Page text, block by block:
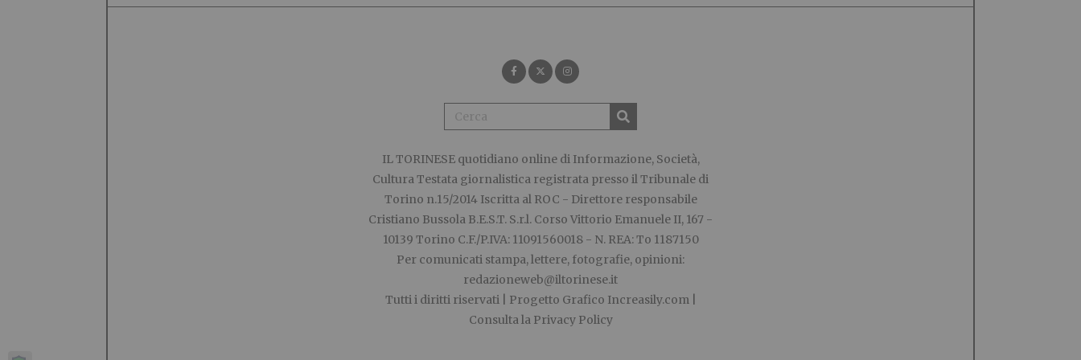
IL TORINESEquotidiano online di Informazione, Società,
Cultura Testata giornalistica registrata presso il Tribunale di
Torino n.15/2014 Iscritta al ROC - Direttore responsabile
Cristiano Bussola B.E.S.T. S.r.l. Corso Vittorio Emanuele II, 167 -
10139 Torino C.F./P.IVA: 11091560018 - N. REA: To 1187150
Per comunicati stampa, lettere, fotografie, opinioni:
redazioneweb@iltorinese.it
Tutti i diritti riservati | Progetto Grafico Increasily.com|
Consulta la Privacy Policy